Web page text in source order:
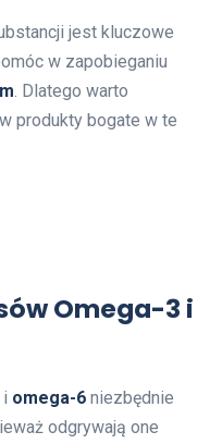
jest kluczowe
w zapobieganiu
. Dlatego warto
produkty bogate w te
Omega-3 i
i omega-6 niezbędnie
odgrywają one